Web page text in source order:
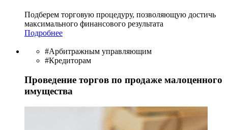
Подберем торговую процедуру, позволяющую достичь
максимального финансового результата
Подробнее
#Арбитражным управляющим
#Кредиторам
Проведение торгов по продаже малоценного
имущества